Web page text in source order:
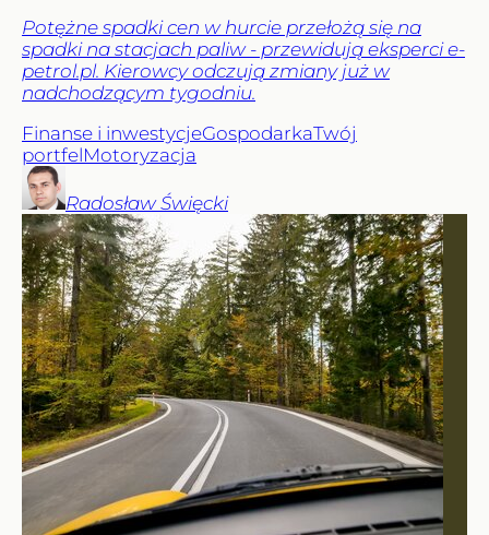
Potężne spadki cen w hurcie przełożą się na
spadki na stacjach paliw - przewidują eksperci e-
petrol.pl. Kierowcy odczują zmiany już w
nadchodzącym tygodniu.
Finanse i inwestycjeGospodarkaTwój
portfelMotoryzacja
Radosław Święcki